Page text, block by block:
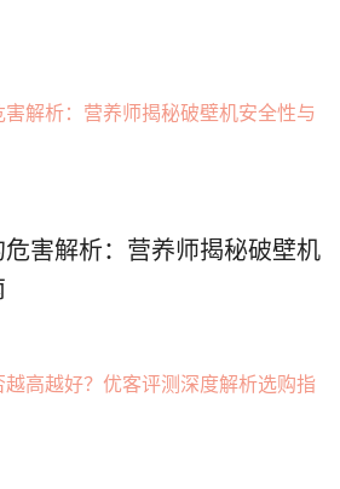
害解析：营养师揭秘破壁机